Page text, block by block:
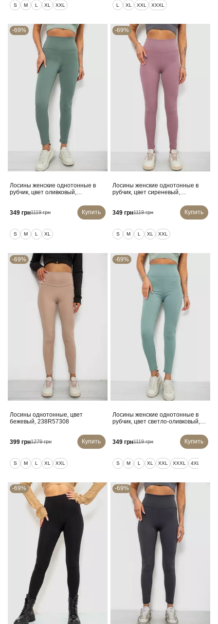
S M L XL XXL L XL XXL XXXL
-69%
Лосины женские однотонные в
рубчик, цвет оливковый,
349 грн1119 грн Купить
S M L XL
-69%
Лосины женские однотонные в
рубчик, цвет сиреневый,
349 грн1119 грн Купить
S M L XL XXL
-69%
Лосины однотонные, цвет
бежевый, 238R57308
399 грн1279 грн Купить
S M L XL XXL
-69%
Лосины женские однотонные в
рубчик, цвет светло-оливковый,
349 грн1119 грн Купить
S M L XL XXL XXXL 4XL
-69% -69%